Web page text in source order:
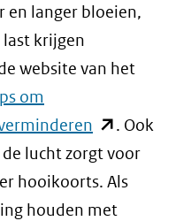
en langer bloeien,
krijgen
website van het
om
(opent
in
nieuw
venster)
. Ook
lucht zorgt voor
hooikoorts. Als
houden met